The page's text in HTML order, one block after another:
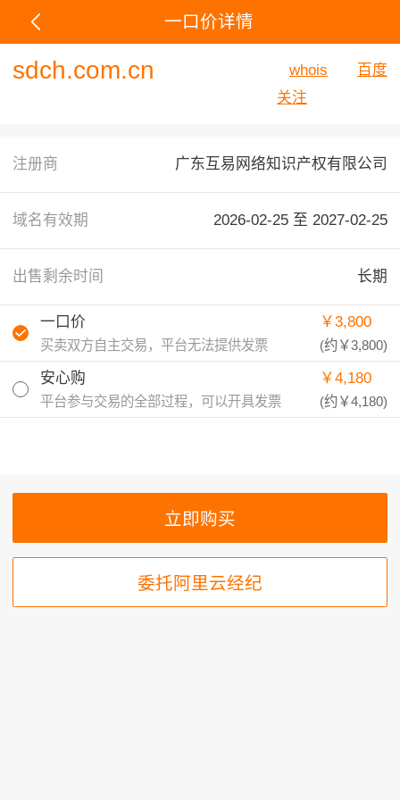
一口价详情
sdch.com.cn whois
百度
关注
注册商 广东互易网络知识产权有限公司
域名有效期 2026-02-25 至 2027-02-25
出售剩余时间 长期
一口价
买卖双方自主交易，平台无法提供发票
￥3,800
(约￥3,800)
安心购
平台参与交易的全部过程，可以开具发票
￥4,180
(约￥4,180)
委托阿里云经纪